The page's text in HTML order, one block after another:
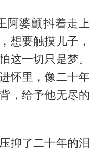
阿婆颤抖着走上
想要触摸儿子，
这一切只是梦。
怀里，像二十年
，给予他无尽的
抑了二十年的泪